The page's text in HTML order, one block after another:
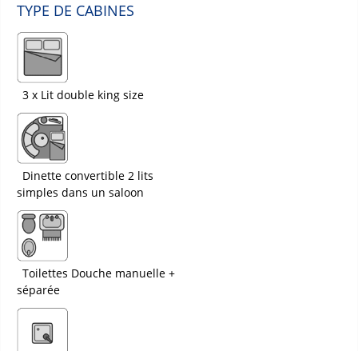
TYPE DE CABINES
3 x Lit double king size
Dinette convertible 2 lits
simples dans un saloon
Toilettes Douche manuelle +
séparée